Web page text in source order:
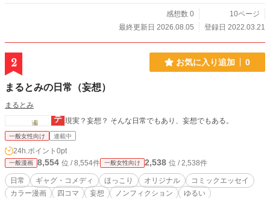
感想数 0
10ページ
最終更新日 2026.08.05
登録日 2022.03.21
2 お気に入り追加 0
まるとみの日常（妄想）
まるとみ
現実？妄想？ そんな日常でもあり、妄想でもある。
一般女性向け 連載中
24h.ポイント 0pt
一般漫画 8,554 位 / 8,554件 一般女性向け 2,538 位 / 2,538件
日常 ギャグ・コメディ ほっこり オリジナル
コミックエッセイ
カラー漫画
四コマ 妄想 ノンフィクション ゆるい